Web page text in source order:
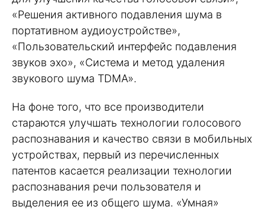
«Решения активного подавления шума в
портативном аудиоустройстве»,
«Пользовательский интерфейс подавления
звуков эхо», «Система и метод удаления
звукового шума TDMA».
На фоне того, что все производители
стараются улучшать технологии голосового
распознавания и качество связи в мобильных
устройствах, первый из перечисленных
патентов касается реализации технологии
распознавания речи пользователя и
выделения ее из общего шума. «Умная»